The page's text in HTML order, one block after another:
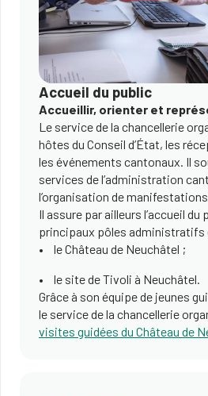
Accueil du public
Accueillir, orienter et
Le service de la chancellerie
hôtes du Conseil d’État, les
les événements cantonaux. Il
services de l’administration
l’organisation de
Il assure par ailleurs l’accueil du
principaux pôles administratifs
le Château de Neuchâtel ;
le site de Tivoli à Neuchâtel.
Grâce à son équipe de jeunes
le service de la chancellerie
visites guidées du Château de